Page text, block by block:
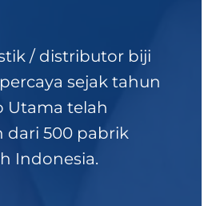
/ distributor biji
sejak tahun
Utama telah
dari 500 pabrik
Indonesia.